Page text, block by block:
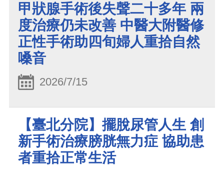
甲狀腺手術後失聲二十多年 兩
度治療仍未改善 中醫大附醫修
正性手術助四旬婦人重拾自然
嗓音
2026/7/15
【臺北分院】擺脫尿管人生 創
新手術治療膀胱無力症 協助患
者重拾正常生活